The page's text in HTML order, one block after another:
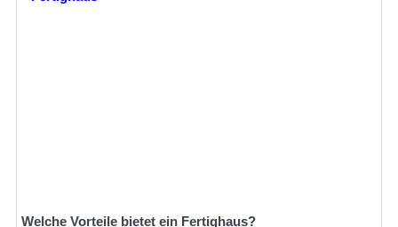
Welche Vorteile bietet ein Fertighaus?